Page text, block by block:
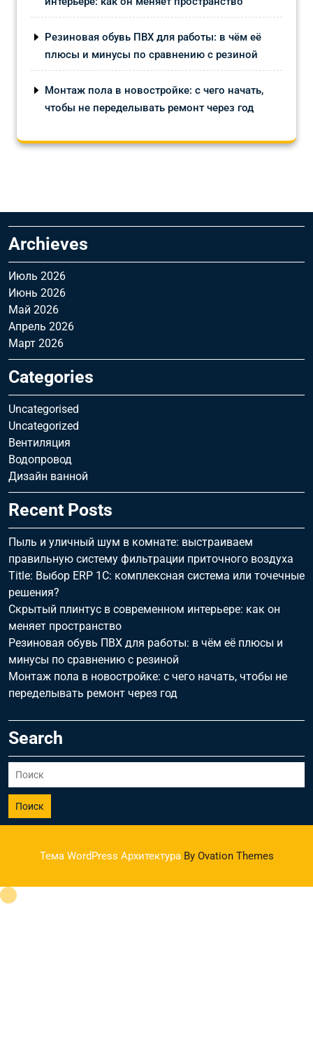
Резиновая обувь ПВХ для работы: в чём её
плюсы и минусы по сравнению с резиной
Монтаж пола в новостройке: с чего начать,
чтобы не переделывать ремонт через год
Archieves
Июль 2026
Июнь 2026
Май 2026
Апрель 2026
Март 2026
Categories
Uncategorised
Uncategorized
Вентиляция
Водопровод
Дизайн ванной
Recent Posts
Пыль и уличный шум в комнате: выстраиваем
правильную систему фильтрации приточного воздуха
Title: Выбор ERP 1С: комплексная система или точечные
решения?
Скрытый плинтус в современном интерьере: как он
меняет пространство
Резиновая обувь ПВХ для работы: в чём её плюсы и
минусы по сравнению с резиной
Монтаж пола в новостройке: с чего начать, чтобы не
переделывать ремонт через год
Search
Поиск
Тема WordPress АрхитектураBy Ovation Themes